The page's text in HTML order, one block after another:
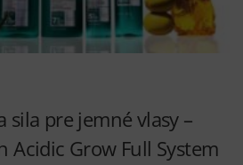
sila pre jemné vlasy –
Acidic Grow Full System